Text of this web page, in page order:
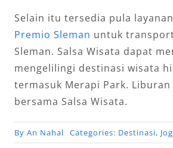
Selain itu tersedia pula layanan
Premio Sleman untuk
Sleman. Salsa Wisata dapat
mengelilingi destinasi wisata
termasuk Merapi Park.
bersama Salsa Wisata.
By An Nahal Categories: Destinasi,